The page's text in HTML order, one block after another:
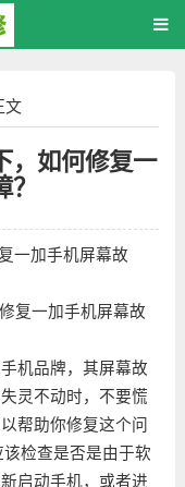
文
，如何修复一
一加手机屏幕故
机品牌，其屏幕故
灵不动时，不要慌
帮助你修复这个问
检查是否是由于软
启动手机，或者进